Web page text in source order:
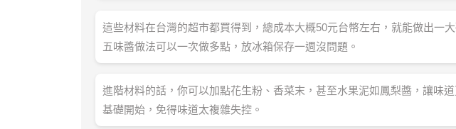
這些材料在台灣的超市都買得到，總成本大概50元台幣左右，就能做出一
五味醬做法可以一次做多點，放冰箱保存一週沒問題。
進階材料的話，你可以加點花生粉、香菜末，甚至水果泥如鳳梨醬，讓味
基礎開始，免得味道太複雜失控。